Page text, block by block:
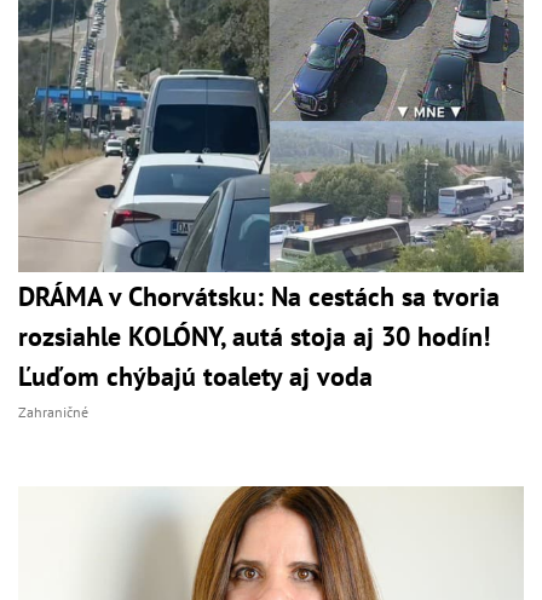
DRÁMA v Chorvátsku: Na cestách sa tvoria
rozsiahle KOLÓNY, autá stoja aj 30 hodín!
Ľuďom chýbajú toalety aj voda
Zahraničné